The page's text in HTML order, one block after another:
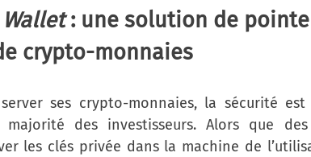
: une solution de
crypto-monnaies
ses crypto-monnaies, la sécurité
des investisseurs. Alors que
les clés privée dans la machine de